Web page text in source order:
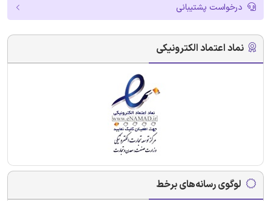
درخواست پشتیبانی
نماد اعتماد الکترونیکی
لوگوی رسانه‌های برخط